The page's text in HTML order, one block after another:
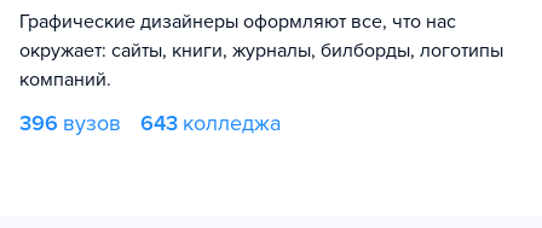
Графические дизайнеры оформляют все, что нас
окружает: сайты, книги, журналы, билборды, логотипы
компаний.
396 вузов 643 колледжа